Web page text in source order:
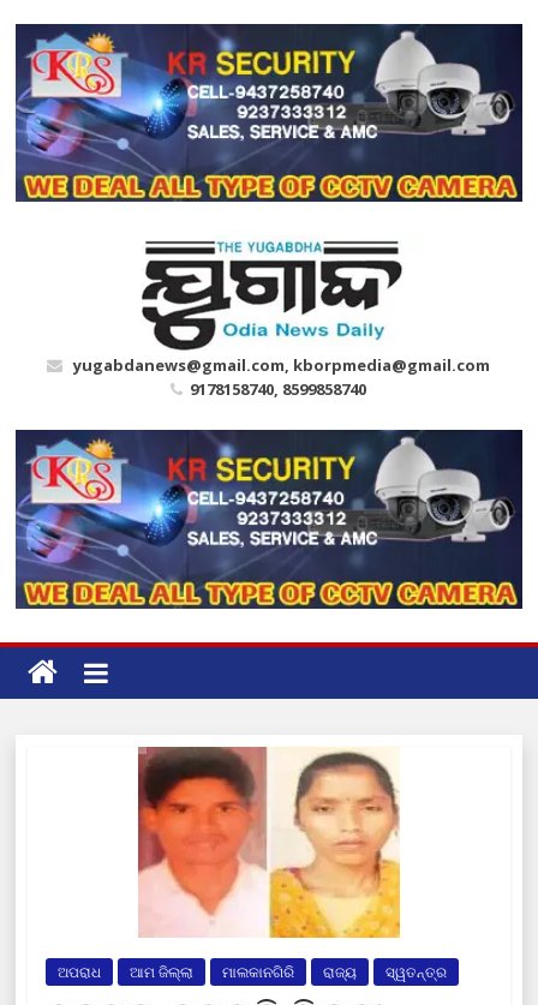
content
yugabdanews@gmail.com, kborpmedia@gmail.com
9178158740, 8599858740
ଅପରାଧ ଆମ ଜିଲ୍ଲା ମାଲକାନଗିରି ରାଜ୍ୟ ସ୍ୱତନ୍ତ୍ର